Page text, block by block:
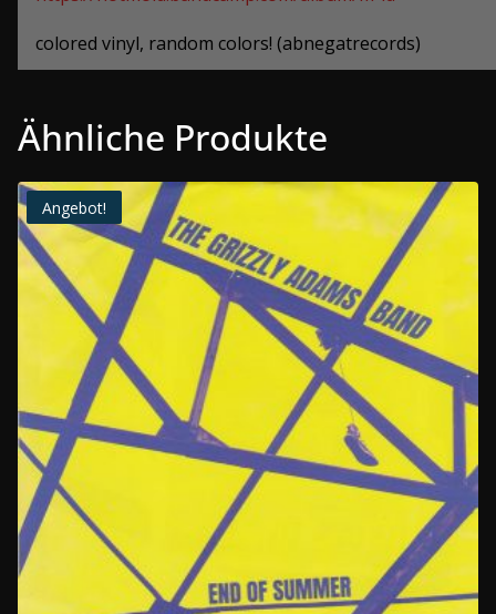
colored vinyl, random colors! (abnegatrecords)
Ähnliche Produkte
Angebot!